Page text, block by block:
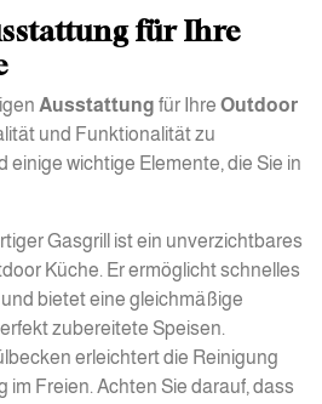
für Ihre
Ausstattung für Ihre Outdoor
und Funktionalität zu
einige wichtige Elemente, die Sie in
Gasgrill ist ein unverzichtbares
Küche. Er ermöglicht schnelles
bietet eine gleichmäßige
zubereitete Speisen.
erleichtert die Reinigung
im Freien. Achten Sie darauf, dass